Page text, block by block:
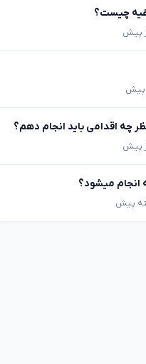
چیست؟
چه اقدامی باید انجام دهم؟
انجام میشود؟